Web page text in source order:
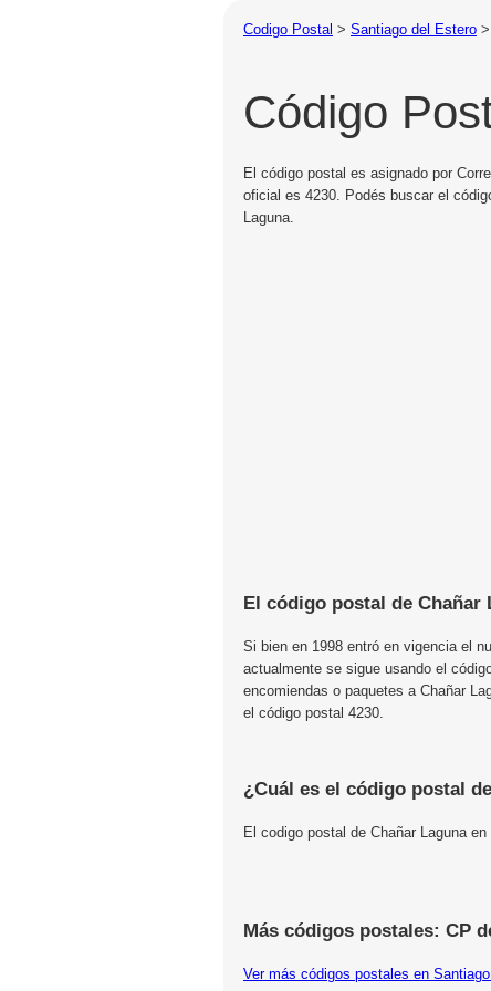
Codigo Postal > Santiago del Estero >
Código
El código postal es asignado por
oficial es 4230. Podés buscar el
Laguna.
El código postal de Chañar
Si bien en 1998 entró en vigencia el
actualmente se sigue usando el
encomiendas o paquetes a Chañar
el código postal 4230.
¿Cuál es el código postal
El codigo postal de Chañar Laguna
Más códigos postales: CP
Ver más códigos postales en